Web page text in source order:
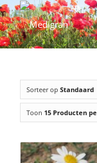
Sorteer op Standaard
Toon 15 Producten